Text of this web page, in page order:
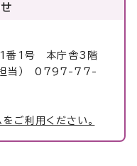
1号 本庁舎3階
担当） 0797-77-
ご利用ください。